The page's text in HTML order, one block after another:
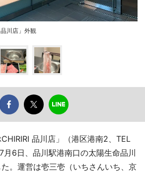
川店」外観
品川店」（港区港南2、TEL
月6日、品川駅港南口の太陽生命品川
。運営は壱三壱（いちさんいち、京